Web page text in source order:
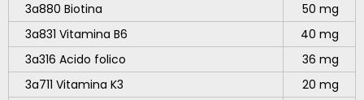
3a880 Biotina
50 mg
3a831 Vitamina B6
40 mg
3a316 Acido folico
36 mg
3a711 Vitamina K3
20 mg